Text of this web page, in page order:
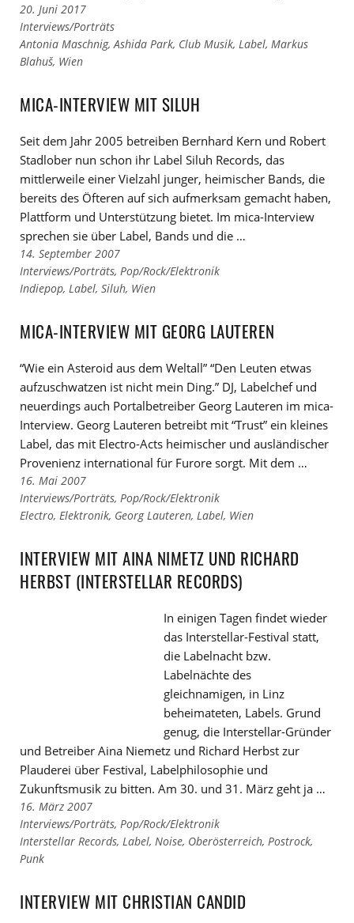
20. Juni 2017
Links
zu
den
Interviews/Porträts
Links
zu
Tags
Antonia Maschnig, Ashida Park, Club Musik, Label, Markus
Blahuš, Wien
MICA-INTERVIEW MIT SILUH
Seit dem Jahr 2005 betreiben Bernhard Kern und Robert
Stadlober nun schon ihr Label Siluh Records, das
mittlerweile einer Vielzahl junger, heimischer Bands, die
bereits des Öfteren auf sich aufmerksam gemacht haben,
Plattform und Unterstützung bietet. Im mica-Interview
sprechen sie über Label, Bands und die …
14. September 2007
Links
zu
Kategorien
Interviews/Porträts, Pop/Rock/Elektronik
Links
den
Tags
Indiepop, Label, Siluh, Wien
MICA-INTERVIEW MIT GEORG LAUTEREN
“Wie ein Asteroid aus dem Weltall” “Den Leuten etwas
aufzuschwatzen ist nicht mein Ding.” DJ, Labelchef und
neuerdings auch Portalbetreiber Georg Lauteren im mica-
Interview. Georg Lauteren betreibt mit “Trust” ein kleines
Label, das mit Electro-Acts heimischer und ausländischer
Provenienz international für Furore sorgt. Mit dem …
16. Mai 2007
Links
zu
Kategorien
Interviews/Porträts, Pop/Rock/Elektronik
Links
den
Tags
Electro, Elektronik, Georg Lauteren, Label, Wien
INTERVIEW MIT AINA NIMETZ UND RICHARD
HERBST (INTERSTELLAR RECORDS)
In einigen Tagen findet wieder
das Interstellar-Festival statt,
die Labelnacht bzw.
Labelnächte des
gleichnamigen, in Linz
beheimateten, Labels. Grund
genug, die Interstellar-Gründer
und Betreiber Aina Niemetz und Richard Herbst zur
Plauderei über Festival, Labelphilosophie und
Zukunftsmusik zu bitten. Am 30. und 31. März geht ja …
16. März 2007
Links
zu
den
Interviews/Porträts, Pop/Rock/Elektronik
Links
zu
Tags
Interstellar Records, Label, Noise, Oberösterreich, Postrock,
Punk
INTERVIEW MIT CHRISTIAN CANDID